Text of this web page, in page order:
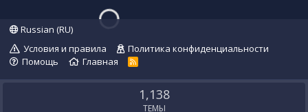
Russian (RU)
Условия и правила
Политика конфиденциальности
Помощь
Главная
R
S
1,138
ТЕМЫ